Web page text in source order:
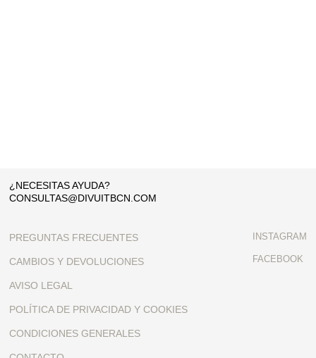
¿NECESITAS AYUDA?
CONSULTAS@DIVUITBCN.COM
PREGUNTAS FRECUENTES
CAMBIOS Y DEVOLUCIONES
AVISO LEGAL
POLÍTICA DE PRIVACIDAD Y COOKIES
CONDICIONES GENERALES
INSTAGRAM
FACEBOOK